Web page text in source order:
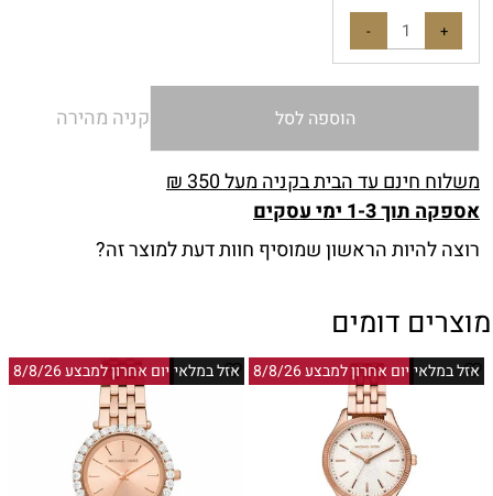
הוספה לסל קניה מהירה
משלוח חינם עד הבית בקניה מעל 350 ₪
אספקה תוך 1-3 ימי עסקים
רוצה להיות הראשון שמוסיף חוות דעת למוצר זה?
מוצרים דומים
יום אחרון למבצע 8/8/26אזל במלאי יום אחרון למבצע 8/8/26אזל במלאי